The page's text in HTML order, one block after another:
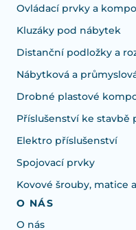
Ovládací prvky a
Kluzáky pod nábytek
Distanční podložky a
Nábytková a
Drobné plastové
Příslušenství ke stavbě
Elektro příslušenství
Spojovací prvky
Kovové šrouby, matice
O NÁS
O nás